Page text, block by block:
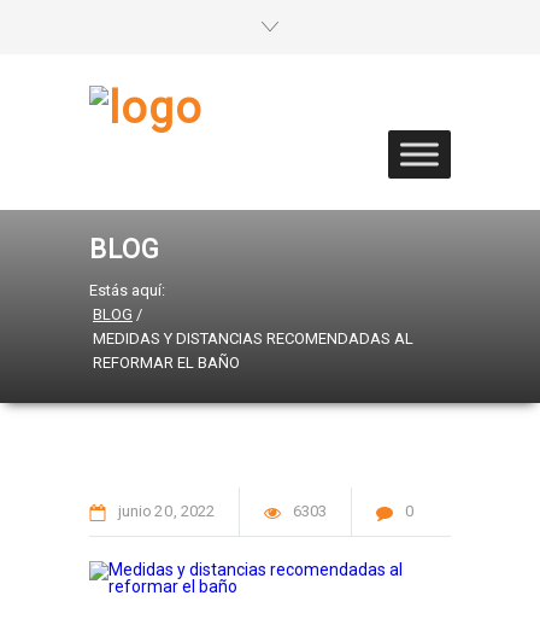
BLOG
Estás aquí:
BLOG /
MEDIDAS Y DISTANCIAS RECOMENDADAS AL
REFORMAR EL BAÑO
junio 20 2022 6303 0